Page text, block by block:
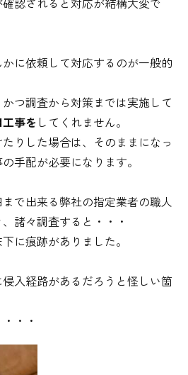
に依頼して対応するのが一般的
つ調査から対策までは実施して
事を してくれません。
りした場合は、そのままになっ
手配が必要になります。
で出来る弊社の指定業者の職人
諸々調査すると・・・
に痕跡がありました。
入経路があるだろうと怪しい箇
・・